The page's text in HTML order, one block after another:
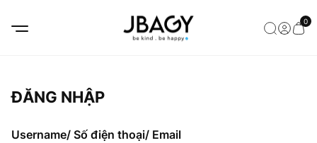
0
ĐĂNG NHẬP
Username/ Số điện thoại/ Email